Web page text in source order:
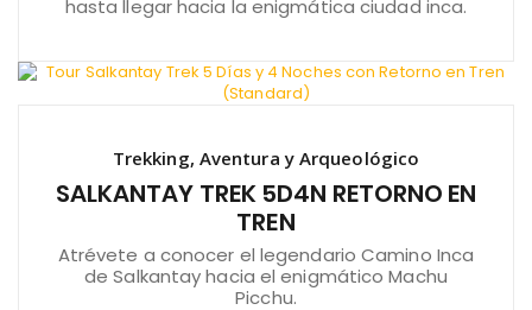
hasta llegar hacia la enigmática ciudad inca.
Trekking, Aventura y Arqueológico
SALKANTAY TREK 5D4N RETORNO EN
TREN
Atrévete a conocer el legendario Camino Inca
de Salkantay hacia el enigmático Machu
Picchu.